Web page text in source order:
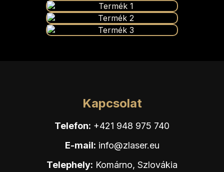
Kapcsolat
Telefon: +421 948 975 740
E-mail: info@zlaser.eu
Telephely: Komárno, Szlovákia